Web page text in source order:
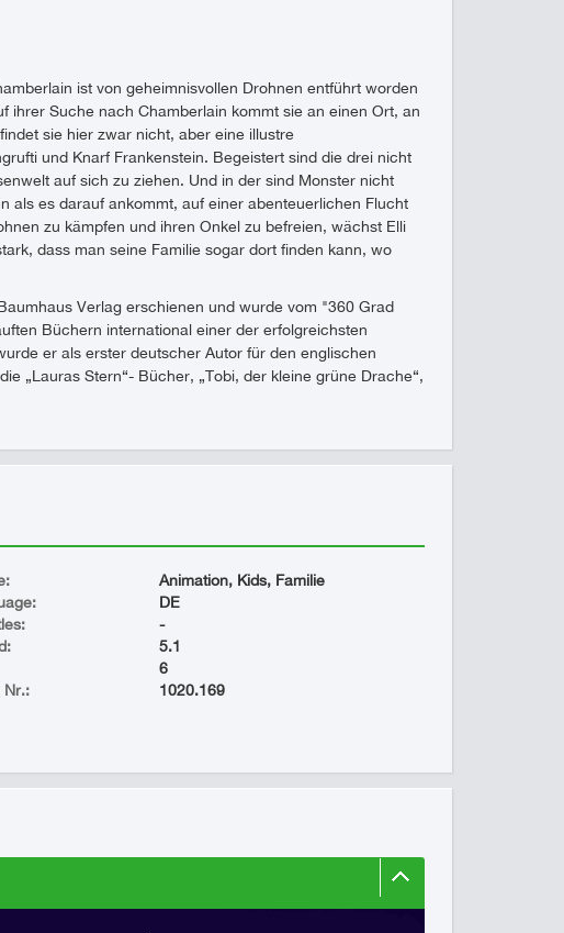
ist von geheimnisvollen Drohnen entführt worden
ihrer Suche nach Chamberlain kommt sie an einen Ort, an
sie hier zwar nicht, aber eine illustre
und Knarf Frankenstein. Begeistert sind die drei nicht
auf sich zu ziehen. Und in der sind Monster nicht
als es darauf ankommt, auf einer abenteuerlichen Flucht
zu kämpfen und ihren Onkel zu befreien, wächst Elli
dass man seine Familie sogar dort finden kann, wo
Verlag erschienen und wurde vom "360 Grad
Büchern international einer der erfolgreichsten
er als erster deutscher Autor für den englischen
„Lauras Stern“- Bücher, „Tobi, der kleine grüne Drache“,
Animation, Kids, Familie
DE
-
5.1
6
Nr.:
1020.169